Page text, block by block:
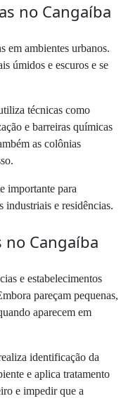
no Cangaíba
em ambientes urbanos.
úmidos e escuros e se
técnicas como
e barreiras químicas
as colônias
importante para
industriais e residências.
Cangaíba
e estabelecimentos
pareçam pequenas,
aparecem em
identificação da
e aplica tratamento
e impedir que a